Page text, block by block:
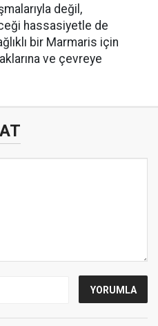
değil,
hassasiyetle de
bir Marmaris için
ve çevreye